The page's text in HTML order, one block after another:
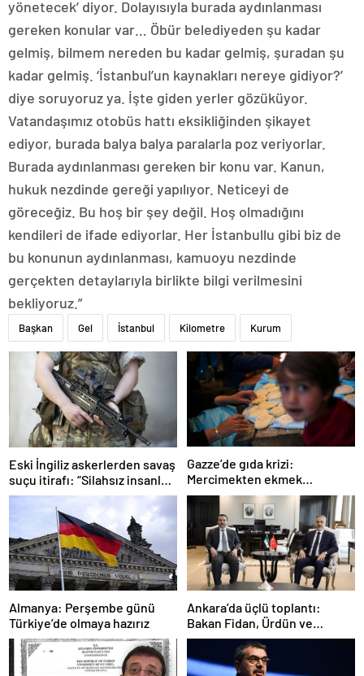
yönetecek’ diyor. Dolayısıyla burada aydınlanması
gereken konular var… Öbür belediyeden şu kadar
gelmiş, bilmem nereden bu kadar gelmiş, şuradan şu
kadar gelmiş. ‘İstanbul’un kaynakları nereye gidiyor?’
diye soruyoruz ya. İşte giden yerler gözüküyor.
Vatandaşımız otobüs hattı eksikliğinden şikayet
ediyor, burada balya balya paralarla poz veriyorlar.
Burada aydınlanması gereken bir konu var. Kanun,
hukuk nezdinde gereği yapılıyor. Neticeyi de
göreceğiz. Bu hoş bir şey değil. Hoş olmadığını
kendileri de ifade ediyorlar. Her İstanbullu gibi biz de
bu konunun aydınlanması, kamuoyu nezdinde
gerçekten detaylarıyla birlikte bilgi verilmesini
bekliyoruz.”
Başkan Gel İstanbul Kilometre Kurum
Eski İngiliz askerlerden savaş
suçu itirafı: “Silahsız insanları
uykuda öldürdüler”
Gazze’de gıda krizi:
Mercimekten ekmek
yapıyorlar
Almanya: Perşembe günü
Türkiye’de olmaya hazırız
Ankara’da üçlü toplantı:
Bakan Fidan, Ürdün ve
Suriyeli mevkidaşlarıyla
görüştü